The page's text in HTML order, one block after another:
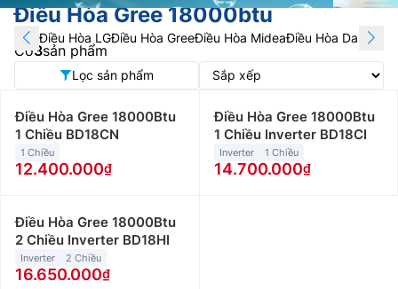
Điều Hòa Gree 18000btu
Điều Hòa LGĐiều Hòa GreeĐiều Hòa MideaĐiều Hòa Daikin
Có3sản phẩm
Lọc sản phẩm
Điều Hòa Gree 18000Btu
1 Chiều BD18CN
1 Chiều
12.400.000
Điều Hòa Gree 18000Btu
1 Chiều Inverter BD18CI
Inverter 1 Chiều
14.700.000
Điều Hòa Gree 18000Btu
2 Chiều Inverter BD18HI
Inverter 2 Chiều
16.650.000